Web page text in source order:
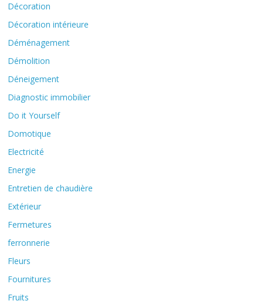
Décoration
Décoration intérieure
Déménagement
Démolition
Déneigement
Diagnostic immobilier
Do it Yourself
Domotique
Electricité
Energie
Entretien de chaudière
Extérieur
Fermetures
ferronnerie
Fleurs
Fournitures
Fruits